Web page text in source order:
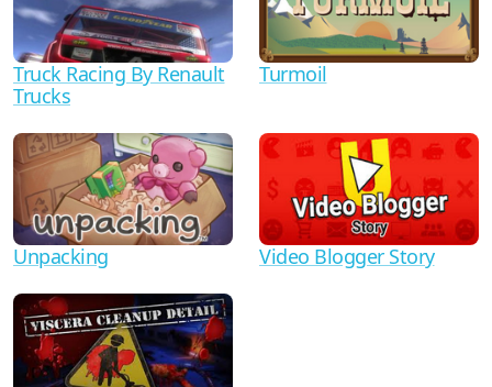
Truck Racing By Renault
Trucks
Turmoil
Unpacking Video Blogger Story